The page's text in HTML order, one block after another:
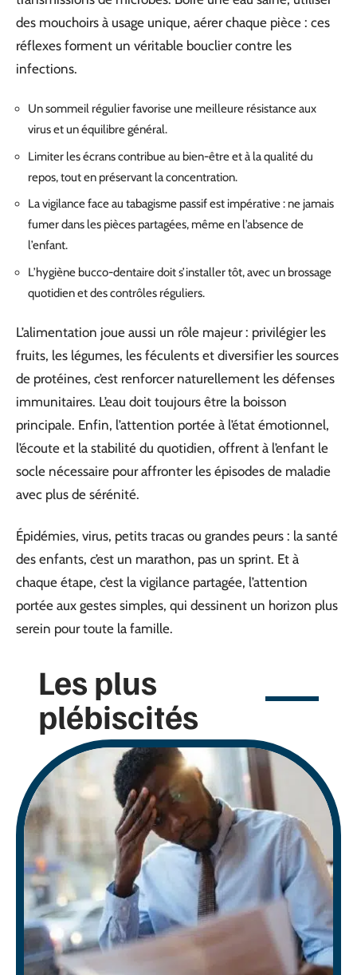
des mouchoirs à usage unique, aérer chaque pièce : ces
réflexes forment un véritable bouclier contre les
infections.
Un sommeil régulier favorise une meilleure résistance aux
virus et un équilibre général.
Limiter les écrans contribue au bien-être et à la qualité du
repos, tout en préservant la concentration.
La vigilance face au tabagisme passif est impérative : ne jamais
fumer dans les pièces partagées, même en l’absence de
l’enfant.
L’hygiène bucco-dentaire doit s’installer tôt, avec un brossage
quotidien et des contrôles réguliers.
L’alimentation joue aussi un rôle majeur : privilégier les
fruits, les légumes, les féculents et diversifier les sources
de protéines, c’est renforcer naturellement les défenses
immunitaires. L’eau doit toujours être la boisson
principale. Enfin, l’attention portée à l’état émotionnel,
l’écoute et la stabilité du quotidien, offrent à l’enfant le
socle nécessaire pour affronter les épisodes de maladie
avec plus de sérénité.
Épidémies, virus, petits tracas ou grandes peurs : la santé
des enfants, c’est un marathon, pas un sprint. Et à
chaque étape, c’est la vigilance partagée, l’attention
portée aux gestes simples, qui dessinent un horizon plus
serein pour toute la famille.
Les plus
plébiscités